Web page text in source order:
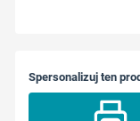
Spersonalizuj ten